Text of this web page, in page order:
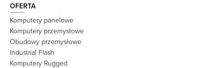
OFERTA
Komputery panelowe
Komputery przemysłowe
Obudowy przemysłowe
Industrial Flash
Komputery Rugged